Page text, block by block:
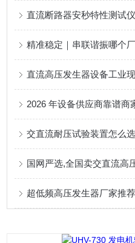
国网严选,全国卖交直流高